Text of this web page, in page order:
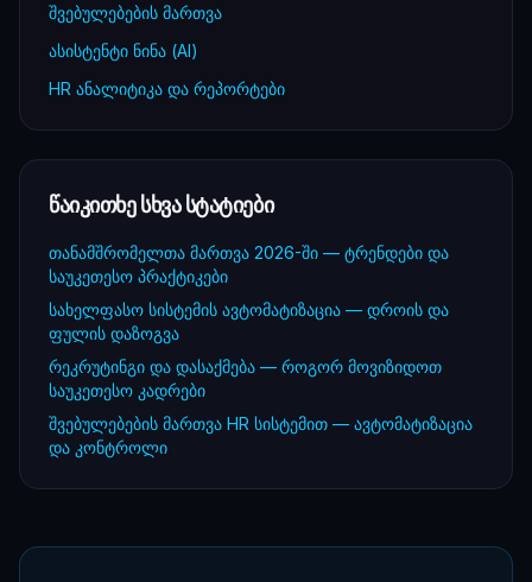
შვებულებების მართვა
ასისტენტი ნინა (AI)
HR ანალიტიკა და რეპორტები
წაიკითხე სხვა სტატიები
თანამშრომელთა მართვა 2026-ში — ტრენდები და
საუკეთესო პრაქტიკები
სახელფასო სისტემის ავტომატიზაცია — დროის და
ფულის დაზოგვა
რეკრუტინგი და დასაქმება — როგორ მოვიზიდოთ
საუკეთესო კადრები
შვებულებების მართვა HR სისტემით — ავტომატიზაცია
და კონტროლი